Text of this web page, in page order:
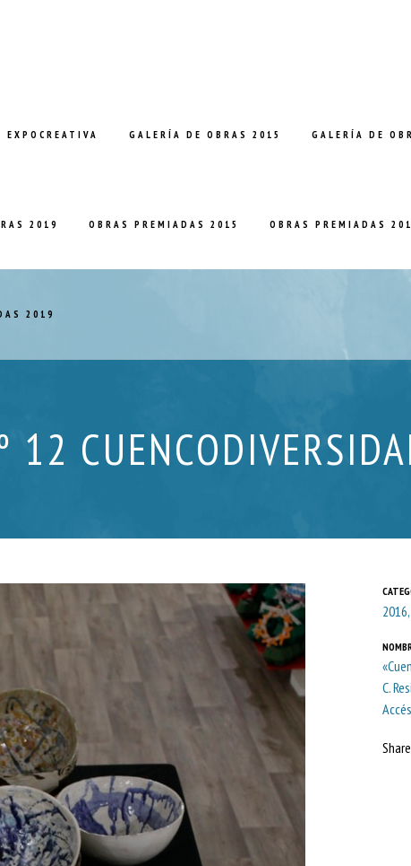
EXPOCREATIVA GALERÍA DE OBRAS 2015 GALERÍA DE
2019 OBRAS PREMIADAS 2015 OBRAS PREMIADAS
2019
12
C.
Share